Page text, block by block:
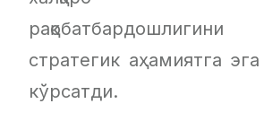
стратегик аҳамиятга
кўрсатди.